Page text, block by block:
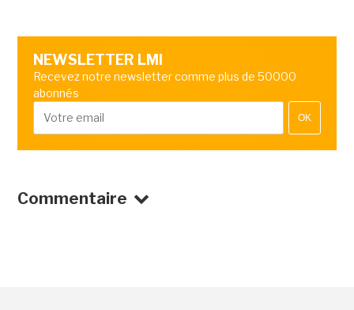
NEWSLETTER LMI
Recevez notre newsletter comme plus de 50000
abonnés
OK
Commentaire